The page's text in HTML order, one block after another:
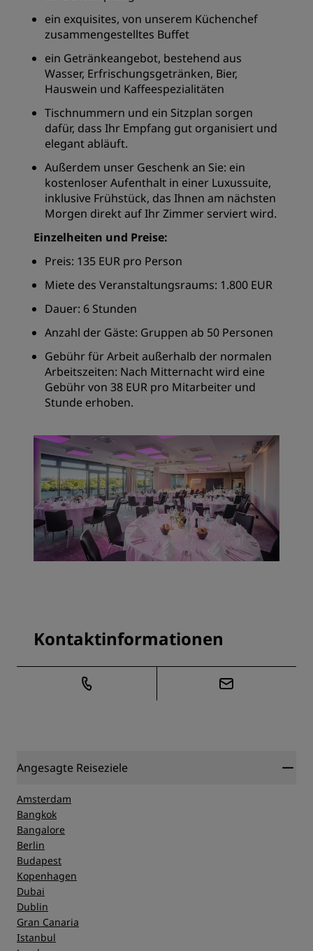
ein exquisites, von unserem Küchenchef
zusammengestelltes Buffet
ein Getränkeangebot, bestehend aus
Wasser, Erfrischungsgetränken, Bier,
Hauswein und Kaffeespezialitäten
Tischnummern und ein Sitzplan sorgen
dafür, dass Ihr Empfang gut organisiert und
elegant abläuft.
Außerdem unser Geschenk an Sie: ein
kostenloser Aufenthalt in einer Luxussuite,
inklusive Frühstück, das Ihnen am nächsten
Morgen direkt auf Ihr Zimmer serviert wird.
Einzelheiten und Preise:
Preis: 135 EUR pro Person
Miete des Veranstaltungsraums: 1.800 EUR
Dauer: 6 Stunden
Anzahl der Gäste: Gruppen ab 50 Personen
Gebühr für Arbeit außerhalb der normalen
Arbeitszeiten: Nach Mitternacht wird eine
Gebühr von 38 EUR pro Mitarbeiter und
Stunde erhoben.
Kontaktinformationen
Angesagte Reiseziele
Amsterdam
Bangkok
Bangalore
Berlin
Budapest
Kopenhagen
Dubai
Dublin
Gran Canaria
Istanbul